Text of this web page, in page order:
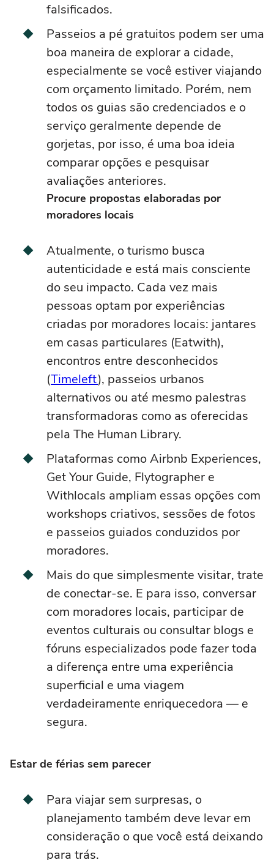
falsificados.
Passeios a pé gratuitos podem ser uma
boa maneira de explorar a cidade,
especialmente se você estiver viajando
com orçamento limitado. Porém, nem
todos os guias são credenciados e o
serviço geralmente depende de
gorjetas, por isso, é uma boa ideia
comparar opções e pesquisar
avaliações anteriores.
Procure propostas elaboradas por
moradores locais
Atualmente, o turismo busca
autenticidade e está mais consciente
do seu impacto. Cada vez mais
pessoas optam por experiências
criadas por moradores locais: jantares
em casas particulares (Eatwith),
encontros entre desconhecidos
(Timeleft), passeios urbanos
alternativos ou até mesmo palestras
transformadoras como as oferecidas
pela The Human Library.
Plataformas como Airbnb Experiences,
Get Your Guide, Flytographer e
Withlocals ampliam essas opções com
workshops criativos, sessões de fotos
e passeios guiados conduzidos por
moradores.
Mais do que simplesmente visitar, trate
de conectar-se. E para isso, conversar
com moradores locais, participar de
eventos culturais ou consultar blogs e
fóruns especializados pode fazer toda
a diferença entre uma experiência
superficial e uma viagem
verdadeiramente enriquecedora — e
segura.
Estar de férias sem parecer
Para viajar sem surpresas, o
planejamento também deve levar em
consideração o que você está deixando
para trás.